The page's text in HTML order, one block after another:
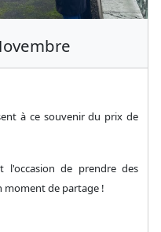
à ce souvenir du prix de
de prendre des
moment de partage !